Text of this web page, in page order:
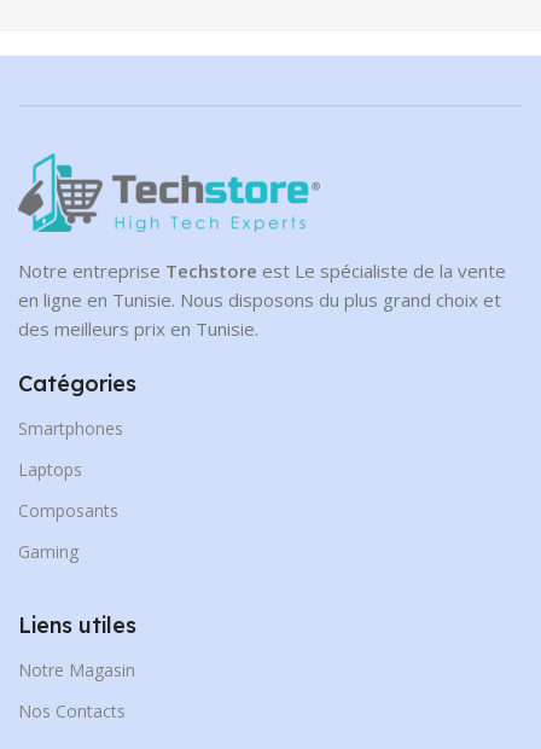
Notre entreprise Techstore est Le spécialiste de la vente
en ligne en Tunisie. Nous disposons du plus grand choix et
des meilleurs prix en Tunisie.
Catégories
Smartphones
Laptops
Composants
Gaming
Liens utiles
Notre Magasin
Nos Contacts